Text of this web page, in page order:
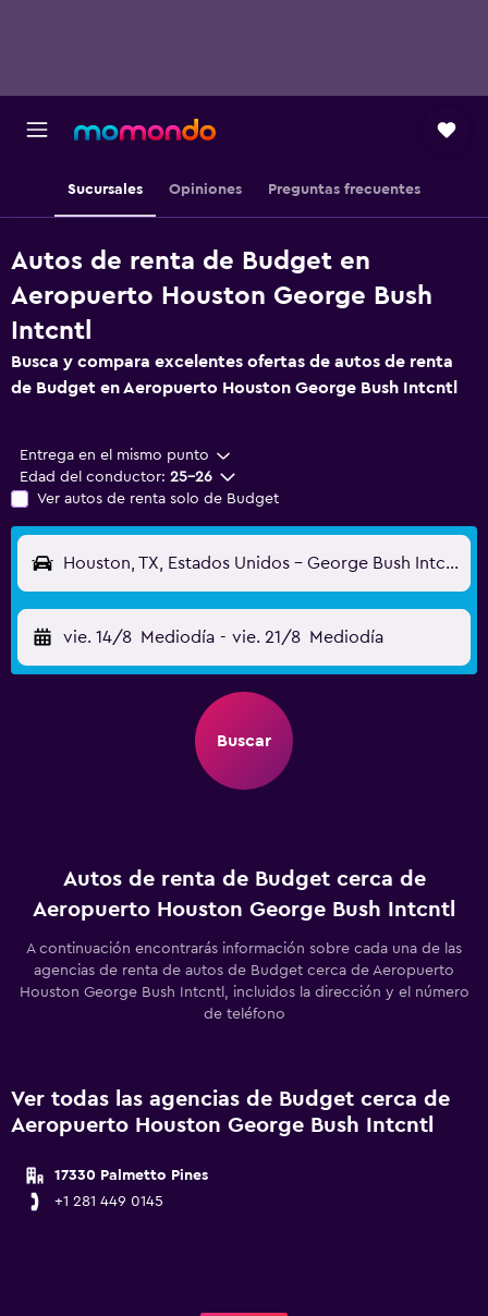
Sucursales Opiniones Preguntas frecuentes
Autos de renta de Budget en
Aeropuerto Houston George Bush
Intcntl
Busca y compara excelentes ofertas de autos de renta
de Budget en Aeropuerto Houston George Bush Intcntl
Entrega en el mismo punto
Edad del conductor: 25-26
Ver autos de renta solo de Budget
Houston, TX, Estados Unidos - George Bush Intcntl (IAH)
vie. 14/8 Mediodía - vie. 21/8 Mediodía
Buscar
Autos de renta de Budget cerca de
Aeropuerto Houston George Bush Intcntl
A continuación encontrarás información sobre cada una de las
agencias de renta de autos de Budget cerca de Aeropuerto
Houston George Bush Intcntl, incluidos la dirección y el número
de teléfono
Ver todas las agencias de Budget cerca de
Aeropuerto Houston George Bush Intcntl
17330 Palmetto Pines
+1 281 449 0145